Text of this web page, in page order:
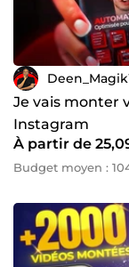
Je vais monter
Instagram
À partir de
Budget moyen :